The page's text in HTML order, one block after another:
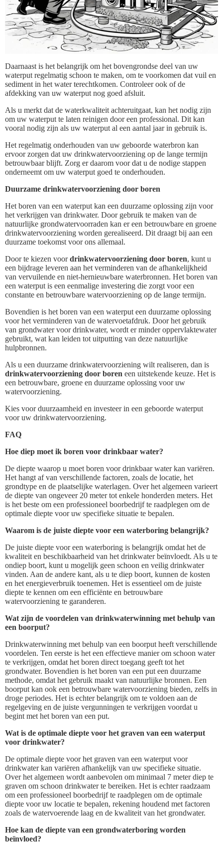
Daarnaast is het belangrijk om het bovengrondse deel van uw
waterput regelmatig schoon te maken, om te voorkomen dat vuil en
sediment in het water terechtkomen. Controleer ook of de
afdekking van uw waterput nog goed afsluit.
Als u merkt dat de waterkwaliteit achteruitgaat, kan het nodig zijn
om uw waterput te laten reinigen door een professional. Dit kan
vooral nodig zijn als uw waterput al een aantal jaar in gebruik is.
Het regelmatig onderhouden van uw geboorde waterbron kan
ervoor zorgen dat uw drinkwatervoorziening op de lange termijn
betrouwbaar blijft. Zorg er daarom voor dat u de nodige stappen
onderneemt om uw waterput goed te onderhouden.
Duurzame drinkwatervoorziening door boren
Het boren van een waterput kan een duurzame oplossing zijn voor
het verkrijgen van drinkwater. Door gebruik te maken van de
natuurlijke grondwatervoorraden kan er een betrouwbare en groene
drinkwatervoorziening worden gerealiseerd. Dit draagt bij aan een
duurzame toekomst voor ons allemaal.
Door te kiezen voordrinkwatervoorziening door boren, kunt u
een bijdrage leveren aan het verminderen van de afhankelijkheid
van vervuilende en niet-hernieuwbare waterbronnen. Het boren van
een waterput is een eenmalige investering die zorgt voor een
constante en betrouwbare watervoorziening op de lange termijn.
Bovendien is het boren van een waterput een duurzame oplossing
voor het verminderen van de watervoetafdruk. Door het gebruik
van grondwater voor drinkwater, wordt er minder oppervlaktewater
gebruikt, wat kan leiden tot uitputting van deze natuurlijke
hulpbronnen.
Als u een duurzame drinkwatervoorziening wilt realiseren, dan is
drinkwatervoorziening door boren een uitstekende keuze. Het is
een betrouwbare, groene en duurzame oplossing voor uw
watervoorziening.
Kies voor duurzaamheid en investeer in een geboorde waterput
voor uw drinkwatervoorziening.
FAQ
Hoe diep moet ik boren voor drinkbaar water?
De diepte waarop u moet boren voor drinkbaar water kan variëren.
Het hangt af van verschillende factoren, zoals de locatie, het
grondtype en de plaatselijke waterlagen. Over het algemeen varieert
de diepte van ongeveer 20 meter tot enkele honderden meters. Het
is het beste om een professioneel boorbedrijf te raadplegen om de
optimale diepte voor uw specifieke situatie te bepalen.
Waarom is de juiste diepte voor een waterboring belangrijk?
De juiste diepte voor een waterboring is belangrijk omdat het de
kwaliteit en beschikbaarheid van het drinkwater beïnvloedt. Als u te
ondiep boort, kunt u mogelijk geen schoon en veilig drinkwater
vinden. Aan de andere kant, als u te diep boort, kunnen de kosten
en het energieverbruik toenemen. Het is essentieel om de juiste
diepte te kennen om een efficiënte en betrouwbare
watervoorziening te garanderen.
Wat zijn de voordelen van drinkwaterwinning met behulp van
een boorput?
Drinkwaterwinning met behulp van een boorput heeft verschillende
voordelen. Ten eerste is het een effectieve manier om schoon water
te verkrijgen, omdat het boren direct toegang geeft tot het
grondwater. Bovendien is het boren van een put een duurzame
methode, omdat het gebruik maakt van natuurlijke bronnen. Een
boorput kan ook een betrouwbare watervoorziening bieden, zelfs in
droge periodes. Het is echter belangrijk om te voldoen aan de
regelgeving en de juiste vergunningen te verkrijgen voordat u
begint met het boren van een put.
Wat is de optimale diepte voor het graven van een waterput
voor drinkwater?
De optimale diepte voor het graven van een waterput voor
drinkwater kan variëren afhankelijk van uw specifieke situatie.
Over het algemeen wordt aanbevolen om minimaal 7 meter diep te
graven om schoon drinkwater te bereiken. Het is echter raadzaam
om een professioneel boorbedrijf te raadplegen om de optimale
diepte voor uw locatie te bepalen, rekening houdend met factoren
zoals de watervoerende laag en de kwaliteit van het grondwater.
Hoe kan de diepte van een grondwaterboring worden
beïnvloed?